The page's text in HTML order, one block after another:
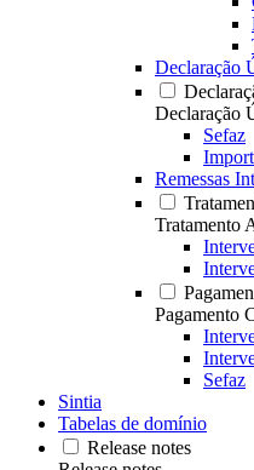
Declaração
Declaração
Sefaz
Remessas
Tratamento
Pagamento
Sefaz
Sintia
Tabelas de domínio
Release notes